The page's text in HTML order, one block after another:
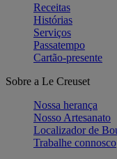
Receitas
Histórias
Serviços
Passatempo
Cartão-presente
Sobre a Le Creuset
Nossa herança
Nosso Artesanato
Localizador de
Trabalhe connosco